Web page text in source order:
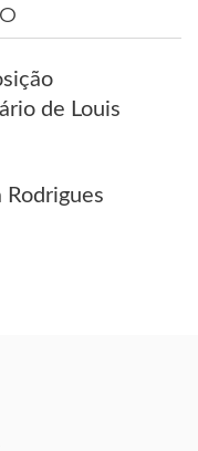
de Louis
Rodrigues